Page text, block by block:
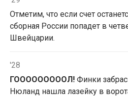
Отметим, что если счет
сборная России попадет в
Швейцарии.
'28
ГОООООООООЛ! Финки
Нюланд нашла лазейку в